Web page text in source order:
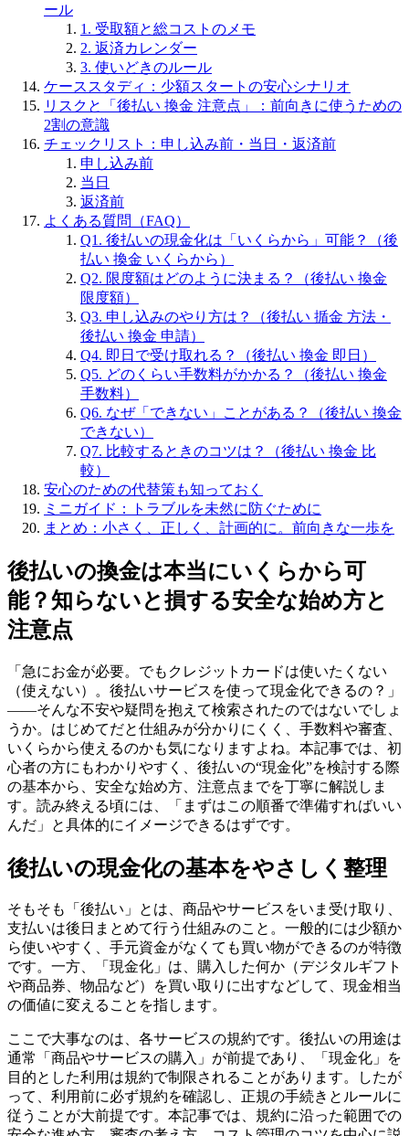
ール
1. 受取額と総コストのメモ
2. 返済カレンダー
3. 使いどきのルール
ケーススタディ：少額スタートの安心シナリオ
リスクと「後払い 換金 注意点」：前向きに使うための
2割の意識
チェックリスト：申し込み前・当日・返済前
申し込み前
当日
返済前
よくある質問（FAQ）
Q1. 後払いの現金化は「いくらから」可能？（後
払い 換金 いくらから）
Q2. 限度額はどのように決まる？（後払い 換金
限度額）
Q3. 申し込みのやり方は？（後払い 揗金 方法・
後払い 換金 申請）
Q4. 即日で受け取れる？（後払い 換金 即日）
Q5. どのくらい手数料がかかる？（後払い 換金
手数料）
Q6. なぜ「できない」ことがある？（後払い 換金
できない）
Q7. 比較するときのコツは？（後払い 換金 比
較）
安心のための代替策も知っておく
ミニガイド：トラブルを未然に防ぐために
まとめ：小さく、正しく、計画的に。前向きな一歩を
後払いの換金は本当にいくらから可
能？知らないと損する安全な始め方と
注意点
「急にお金が必要。でもクレジットカードは使いたくない
（使えない）。後払いサービスを使って現金化できるの？」
——そんな不安や疑問を抱えて検索されたのではないでしょ
うか。はじめてだと仕組みが分かりにくく、手数料や審査、
いくらから使えるのかも気になりますよね。本記事では、初
心者の方にもわかりやすく、後払いの“現金化”を検討する際
の基本から、安全な始め方、注意点までを丁寧に解説しま
す。読み終える頃には、「まずはこの順番で準備すればいい
んだ」と具体的にイメージできるはずです。
後払いの現金化の基本をやさしく整理
そもそも「後払い」とは、商品やサービスをいま受け取り、
支払いは後日まとめて行う仕組みのこと。一般的には少額か
ら使いやすく、手元資金がなくても買い物ができるのが特徴
です。一方、「現金化」は、購入した何か（デジタルギフト
や商品券、物品など）を買い取りに出すなどして、現金相当
の価値に変えることを指します。
ここで大事なのは、各サービスの規約です。後払いの用途は
通常「商品やサービスの購入」が前提であり、「現金化」を
目的とした利用は規約で制限されることがあります。したが
って、利用前に必ず規約を確認し、正規の手続きとルールに
従うことが大前提です。本記事では、規約に沿った範囲での